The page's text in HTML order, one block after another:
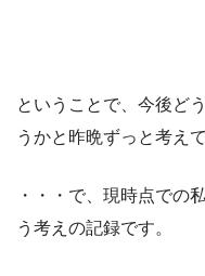
ということで、今後ど
うかと昨晩ずっと考え
・・・で、現時点での
う考えの記録です。